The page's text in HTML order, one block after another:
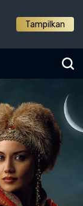
Tampilkan